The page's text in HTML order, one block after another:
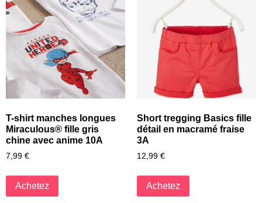
T-shirt manches longues
Miraculous® fille gris
chine avec anime 10A
7,99 €
Achetez
Short tregging Basics fille
détail en macramé fraise
3A
12,99 €
Achetez